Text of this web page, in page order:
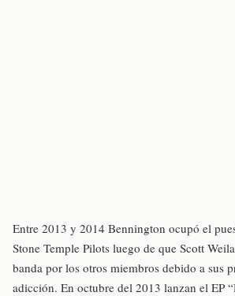
Entre 2013 y 2014 Bennington ocupó el
Stone Temple Pilots luego de que Scott
banda por los otros miembros debido a sus
adicción. En octubre del 2013 lanzan el EP